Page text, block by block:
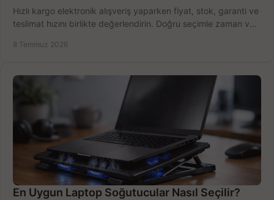
Hızlı kargo elektronik alışveriş yaparken fiyat, stok, garanti ve
teslimat hızını birlikte değerlendirin. Doğru seçimle zaman ve
8 Temmuz 2026
En Uygun Laptop Soğutucular Nasıl Seçilir?